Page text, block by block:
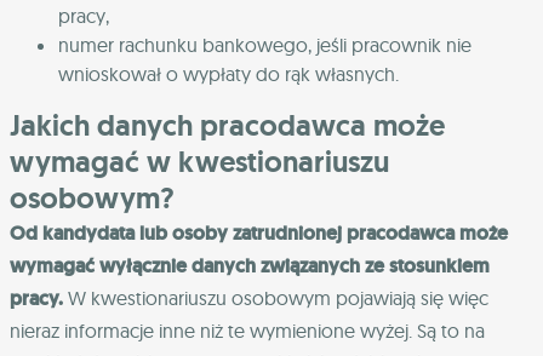
pracy,
numer rachunku bankowego, jeśli pracownik nie
wnioskował o wypłaty do rąk własnych.
Jakich danych pracodawca może
wymagać w kwestionariuszu
osobowym?
Od kandydata lub osoby zatrudnionej pracodawca może
wymagać wyłącznie danych związanych ze stosunkiem
pracy. W kwestionariuszu osobowym pojawiają się więc
nieraz informacje inne niż te wymienione wyżej. Są to na